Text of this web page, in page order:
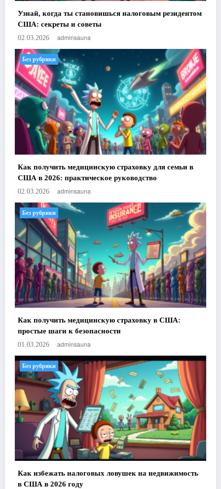
Узнай, когда ты становишься налоговым резидентом
США: секреты и советы
02.03.2026 adminsauna
Без рубрики
Как получить медицинскую страховку для семьи в
США в 2026: практическое руководство
02.03.2026 adminsauna
Без рубрики
Как получить медицинскую страховку в США:
простые шаги к безопасности
01.03.2026 adminsauna
Без рубрики
Как избежать налоговых ловушек на недвижимость
в США в 2026 году